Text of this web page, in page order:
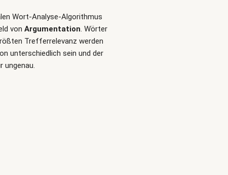
Wort-Analyse-Algorithmus
vonArgumentation. Wörter
Trefferrelevanz werden
unterschiedlich sein und der
ungenau.